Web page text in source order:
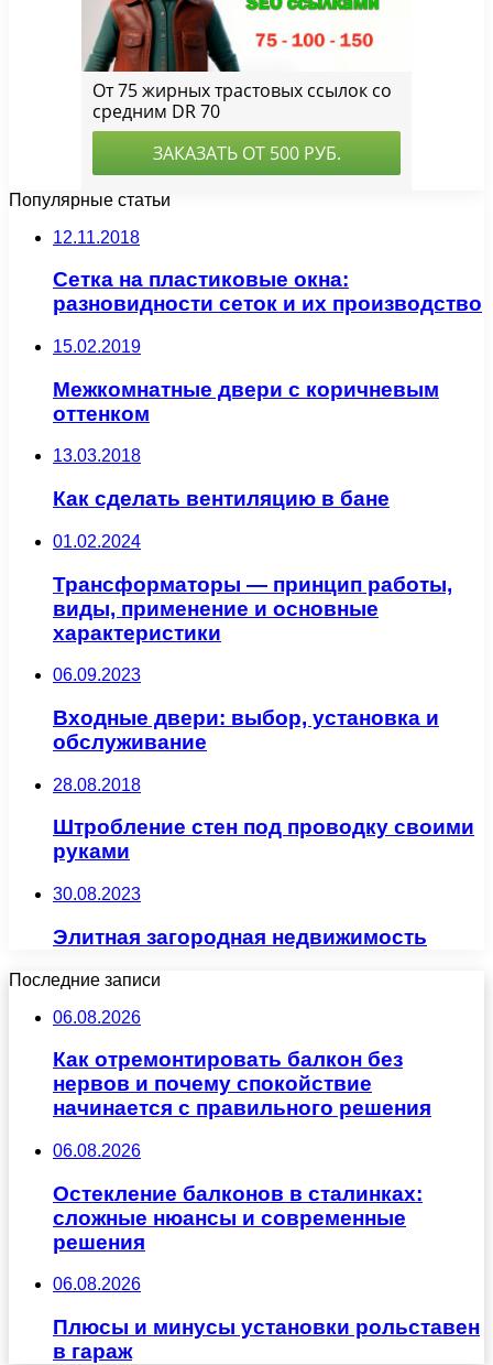
Популярные статьи
12.11.2018
Сетка на пластиковые окна:
разновидности сеток и их производство
15.02.2019
Межкомнатные двери с коричневым
оттенком
13.03.2018
Как сделать вентиляцию в бане
01.02.2024
Трансформаторы — принцип работы,
виды, применение и основные
характеристики
06.09.2023
Входные двери: выбор, установка и
обслуживание
28.08.2018
Штробление стен под проводку своими
руками
30.08.2023
Элитная загородная недвижимость
Последние записи
06.08.2026
Как отремонтировать балкон без
нервов и почему спокойствие
начинается с правильного решения
06.08.2026
Остекление балконов в сталинках:
сложные нюансы и современные
решения
06.08.2026
Плюсы и минусы установки рольставен
в гараж